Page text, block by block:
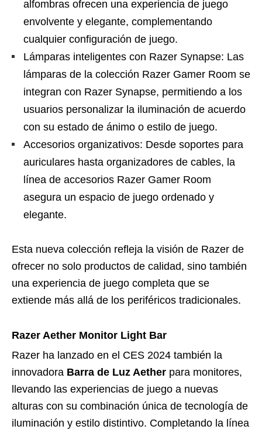
alfombras ofrecen una experiencia de juego
envolvente y elegante, complementando
cualquier configuración de juego.
Lámparas inteligentes con Razer Synapse: Las
lámparas de la colección Razer Gamer Room se
integran con Razer Synapse, permitiendo a los
usuarios personalizar la iluminación de acuerdo
con su estado de ánimo o estilo de juego.
Accesorios organizativos: Desde soportes para
auriculares hasta organizadores de cables, la
línea de accesorios Razer Gamer Room
asegura un espacio de juego ordenado y
elegante.
Esta nueva colección refleja la visión de Razer de
ofrecer no solo productos de calidad, sino también
una experiencia de juego completa que se
extiende más allá de los periféricos tradicionales.
Razer Aether Monitor Light Bar
Razer ha lanzado en el CES 2024 también la
innovadora Barra de Luz Aether para monitores,
llevando las experiencias de juego a nuevas
alturas con su combinación única de tecnología de
iluminación y estilo distintivo. Completando la línea